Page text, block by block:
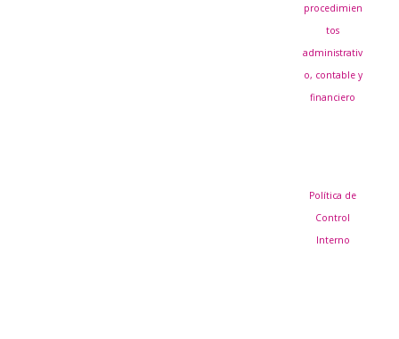
procedimien
tos
administrativ
o, contable y
financiero
Política de
Control
Interno